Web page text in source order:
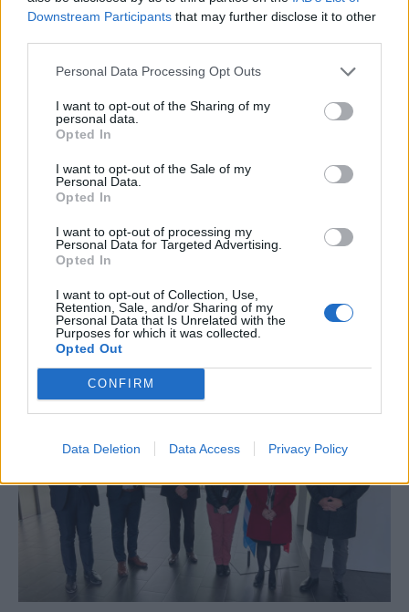
Downstream Participants that may further disclose it to other
Personal Data Processing Opt Outs
I want to opt-out of the Sharing of my
personal data.
Opted In
I want to opt-out of the Sale of my
Personal Data.
Opted In
I want to opt-out of processing my
Personal Data for Targeted Advertising.
Opted In
I want to opt-out of Collection, Use,
Retention, Sale, and/or Sharing of my
Personal Data that Is Unrelated with the
Purposes for which it was collected.
Opted Out
CONFIRM
Data Deletion Data Access Privacy Policy
ΥΠΟΔΟΜΕΣ & ΚΑΤΑΣΚΕΥΕΣ
της οδικής ασφάλειας
NEWSROOM/30 Απρ 2024